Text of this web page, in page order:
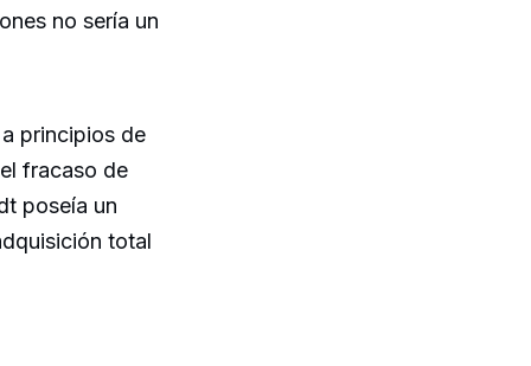
no sería un
principios de
fracaso de
poseía un
total